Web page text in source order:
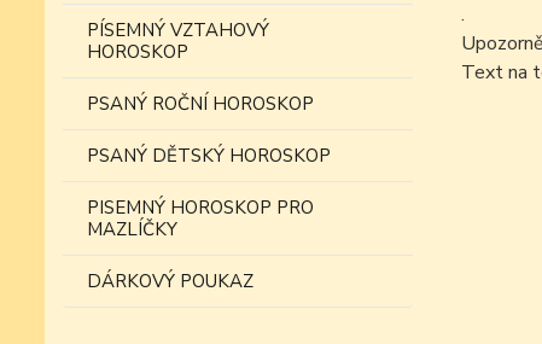
PÍSEMNÝ VZTAHOVÝ
HOROSKOP
PSANÝ ROČNÍ HOROSKOP
PSANÝ DĚTSKÝ HOROSKOP
PISEMNÝ HOROSKOP PRO
MAZLÍČKY
DÁRKOVÝ POUKAZ
.
Text na